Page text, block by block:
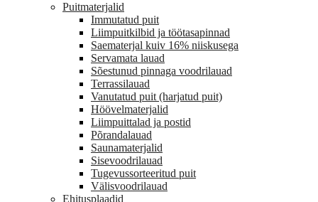
Puitmaterjalid
Immutatud puit
Liimpuitkilbid ja töötasapinnad
Saematerjal kuiv 16% niiskusega
Servamata lauad
Sõestunud pinnaga voodrilauad
Terrassilauad
Vanutatud puit (harjatud puit)
Höövelmaterjalid
Liimpuittalad ja postid
Põrandalauad
Saunamaterjalid
Sisevoodrilauad
Tugevussorteeritud puit
Välisvoodrilauad
Ehitusplaadid